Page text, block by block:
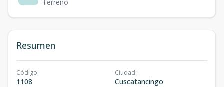
Terreno
Resumen
Código:
1108
Ciudad:
Cuscatancingo